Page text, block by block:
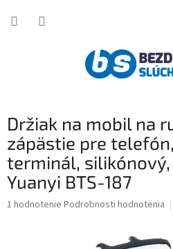
Držiak na mobil na
zápästie pre
terminál,
Yuanyi BTS-187
Priemerné
1 hodnotenie Podrobnosti hodnotenia